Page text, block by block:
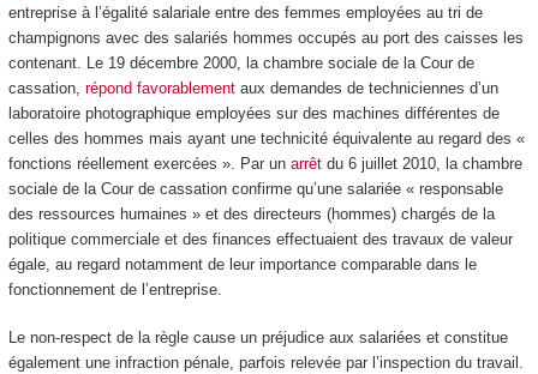
entreprise à l’égalité salariale entre des femmes employées au tri de
champignons avec des salariés hommes occupés au port des caisses les
contenant. Le 19 décembre 2000, la chambre sociale de la Cour de
cassation, répond favorablementaux demandes de techniciennes d’un
laboratoire photographique employées sur des machines différentes de
celles des hommes mais ayant une technicité équivalente au regard des «
fonctions réellement exercées ». Par un arrêtdu 6 juillet 2010, la chambre
sociale de la Cour de cassation confirme qu’une salariée « responsable
des ressources humaines » et des directeurs (hommes) chargés de la
politique commerciale et des finances effectuaient des travaux de valeur
égale, au regard notamment de leur importance comparable dans le
fonctionnement de l’entreprise.
Le non-respect de la règle cause un préjudice aux salariées et constitue
également une infraction pénale, parfois relevée par l’inspection du travail.